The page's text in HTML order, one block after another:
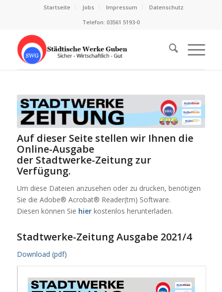
Startseite Jobs Impressum
Datenschutz
Telefon: 03561 5193-0
Auf dieser Seite stellen wir Ihnen die
Online-Ausgabe
der Stadtwerke-Zeitung zur
Verfügung.
Um diese Dateien anzusehen oder zu drucken, benötigen
Sie die Adobe® Acrobat® Reader(tm) Software.
Diesen können Sie hierkostenlos herunterladen.
Stadtwerke-Zeitung Ausgabe 2021/4
Download (pdf)